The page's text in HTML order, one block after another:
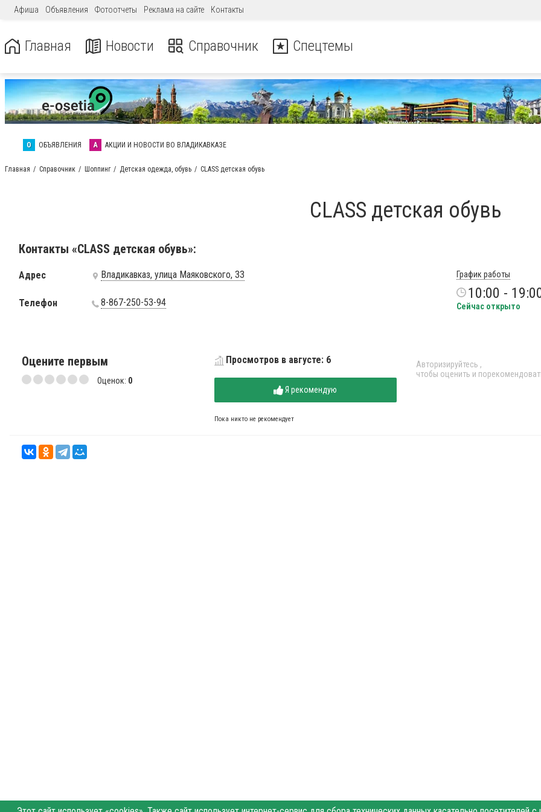
Афиша Объявления Фотоотчеты Реклама на сайте Контакты
Главная Новости Справочник Спецтемы
О ОБЪЯВЛЕНИЯ А АКЦИИ И НОВОСТИ ВО ВЛАДИКАВКАЗЕ
Главная Справочник Шоппинг Детская одежда, обувь CLASS детская обувь
CLASS детская обувь
Контакты «CLASS детская обувь»:
Адрес Владикавказ, улица Маяковского, 33
Телефон 8-867-250-53-94
График работы
10:00 -
Сейчас открыто
Оцените первым
Оценок: 0
Просмотров в августе: 6
Я рекомендую
Пока никто не рекомендует
Авторизируйтесь ,
чтобы оценить и